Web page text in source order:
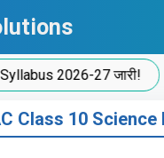
27 जारी!
Class 10 Science